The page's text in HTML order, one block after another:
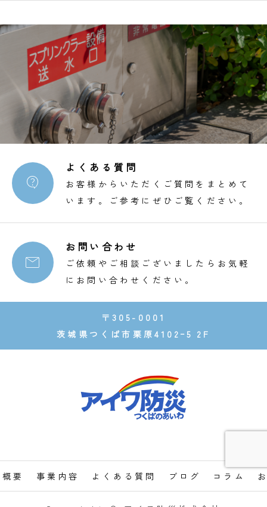

よくある質問
お客様からいただくご質問をまとめて
います。ご参考にぜひご覧ください。

お問い合わせ
ご依頼やご相談ございましたらお気軽
にお問い合わせください。
〒305-0001
茨城県つくば市栗原4102ｰ5 2F
要 事業内容 よくある質問 ブログ コラム